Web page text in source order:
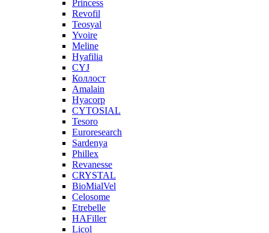
Princess
Revofil
Teosyal
Yvoire
Meline
Hyafilia
CYJ
Коллост
Amalain
Hyacorp
CYTOSIAL
Tesoro
Euroresearch
Sardenya
Phillex
Revanesse
CRYSTAL
BioMialVel
Celosome
Etrebelle
HAFiller
Licol